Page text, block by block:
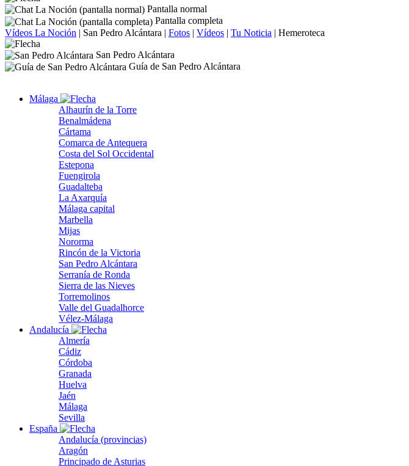
Pantalla normal
Pantalla completa
Vídeos La Noción | San Pedro Alcántara | Fotos | Vídeos | Tu Noticia | Hemeroteca
San Pedro Alcántara
Guía de San Pedro Alcántara
Málaga
Alhaurín de la Torre
Benalmádena
Cártama
Comarca de Antequera
Costa del Sol Occidental
Estepona
Fuengirola
Guadalteba
La Axarquía
Málaga capital
Marbella
Mijas
Nororma
Rincón de la Victoria
San Pedro Alcántara
Serranía de Ronda
Sierra de las Nieves
Torremolinos
Valle del Guadalhorce
Vélez-Málaga
Andalucía
Almería
Cádiz
Córdoba
Granada
Huelva
Jaén
Málaga
Sevilla
España
Andalucía (provincias)
Aragón
Principado de Asturias